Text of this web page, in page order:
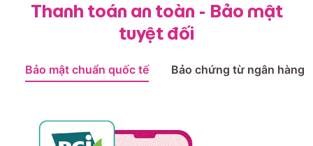
Thanh toán an toàn - Bảo mật
tuyệt đối
Bảo mật chuẩn quốc tế Bảo chứng từ ngân hàng